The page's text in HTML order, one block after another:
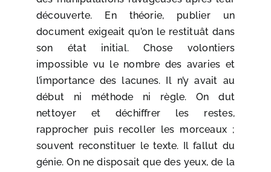
découverte. En théorie, publier un
document exigeait qu’on le restituât dans
son état initial. Chose volontiers
impossible vu le nombre des avaries et
l’importance des lacunes. Il n’y avait au
début ni méthode ni règle. On dut
nettoyer et déchiffrer les restes,
rapprocher puis recoller les morceaux ;
souvent reconstituer le texte. Il fallut du
génie. On ne disposait que des yeux, de la